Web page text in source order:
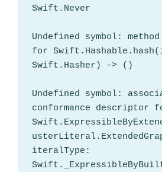
Swift.Never
Undefined symbol:
for
Swift.Hasher) -> ()
Undefined symbol:
conformance descriptor
iteralType: